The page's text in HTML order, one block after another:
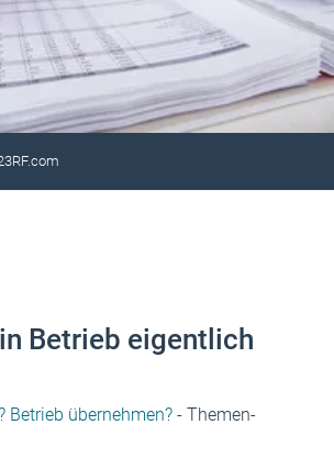
Betrieb eigentlich
Betrieb übernehmen? - Themen-